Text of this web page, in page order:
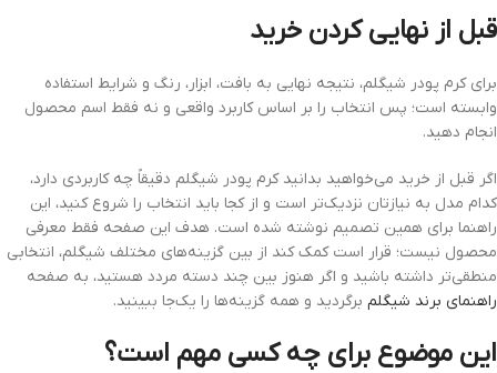
قبل از نهایی کردن خرید
برای کرم پودر شیگلم، نتیجه نهایی به بافت، ابزار، رنگ و شرایط استفاده
وابسته است؛ پس انتخاب را بر اساس کاربرد واقعی و نه فقط اسم محصول
انجام دهید.
اگر قبل از خرید می‌خواهید بدانید کرم پودر شیگلم دقیقاً چه کاربردی دارد،
کدام مدل به نیازتان نزدیک‌تر است و از کجا باید انتخاب را شروع کنید، این
راهنما برای همین تصمیم نوشته شده است. هدف این صفحه فقط معرفی
محصول نیست؛ قرار است کمک کند از بین گزینه‌های مختلف شیگلم، انتخابی
منطقی‌تر داشته باشید و اگر هنوز بین چند دسته مردد هستید، به صفحه
راهنمای برند شیگلم برگردید و همه گزینه‌ها را یک‌جا ببینید.
این موضوع برای چه کسی مهم است؟